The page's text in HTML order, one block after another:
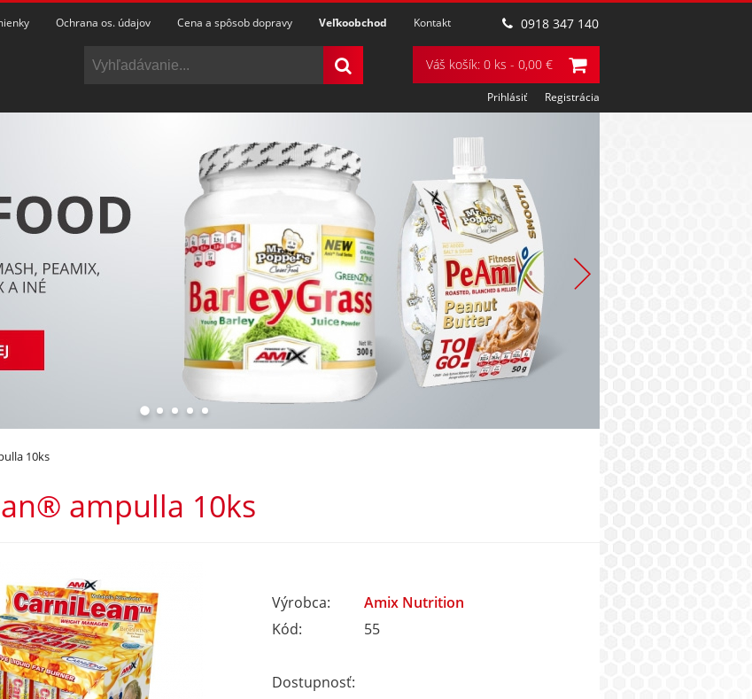
Ochrana os. údajov Cena a spôsob dopravy Veľkoobchod Kontakt 0918 347 140
Váš košík: 0 ks - 0,00 €
Prihlásiť Registrácia
10ks
ampulla 10ks
Výrobca:
Amix Nutrition
Kód:
55
Dostupnosť: